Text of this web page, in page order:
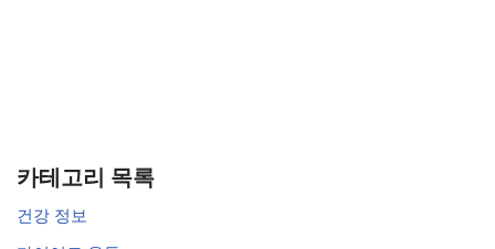
카테고리 목록
건강 정보